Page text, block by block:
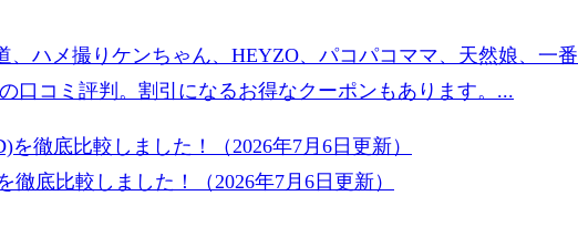
ハメ撮りケンちゃん、HEYZO、パコパコママ、天然娘、一
口コミ評判。割引になるお得なクーポンもあります。...
底比較しました！（2026年7月6日更新）